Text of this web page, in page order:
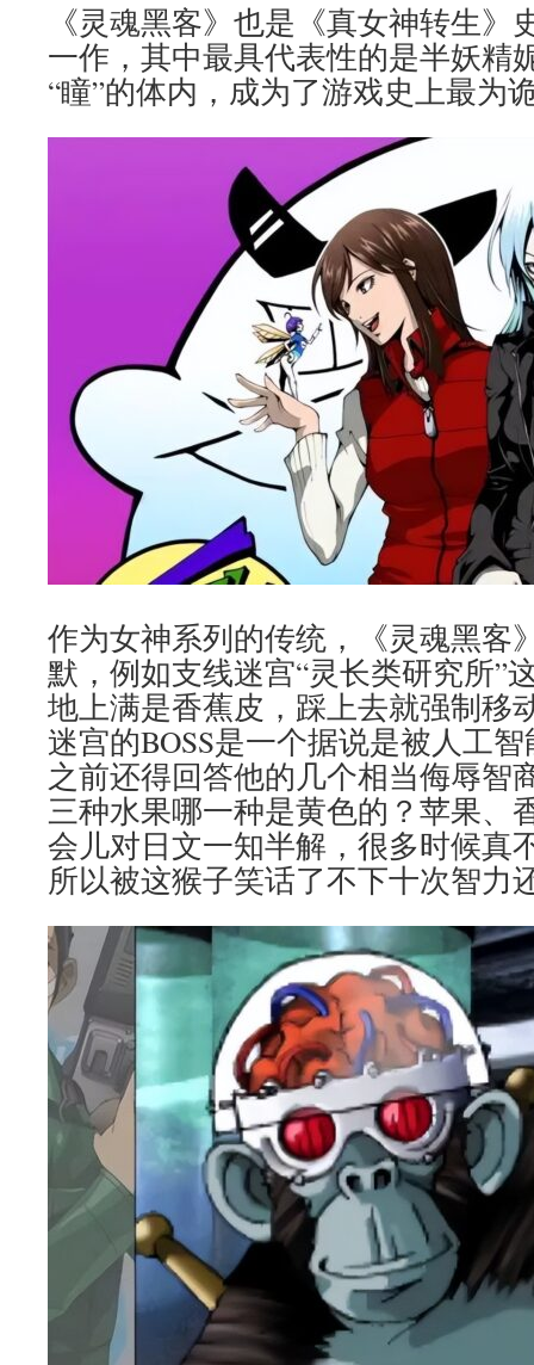
《灵魂黑客》也是《真女神转生》
一作，其中最具代表性的是半妖精
“瞳”的体内，成为了游戏史上最为
作为女神系列的传统，《灵魂黑客
默，例如支线迷宫“灵长类研究所”
地上满是香蕉皮，踩上去就强制移
迷宫的BOSS是一个据说是被人工
之前还得回答他的几个相当侮辱智
三种水果哪一种是黄色的？苹果、
会儿对日文一知半解，很多时候真
所以被这猴子笑话了不下十次智力